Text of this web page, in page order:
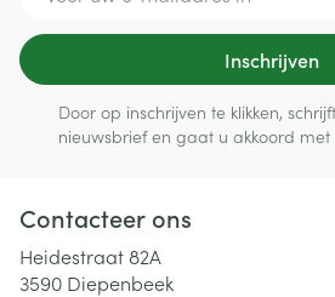
Inschrijven
Door op inschrijven te klikken,
nieuwsbrief en gaat u akkoord met
Contacteer ons
Heidestraat 82A
3590 Diepenbeek